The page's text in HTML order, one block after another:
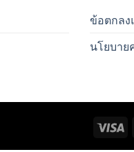
ข้อตกลง
นโยบาย